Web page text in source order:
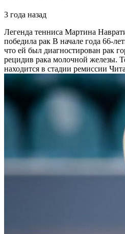
3 года назад
Легенда тенниса Мартина
победила рак В начале года 66-
что ей был диагностирован рак
рецидив рака молочной железы.
находится в стадии ремиссии